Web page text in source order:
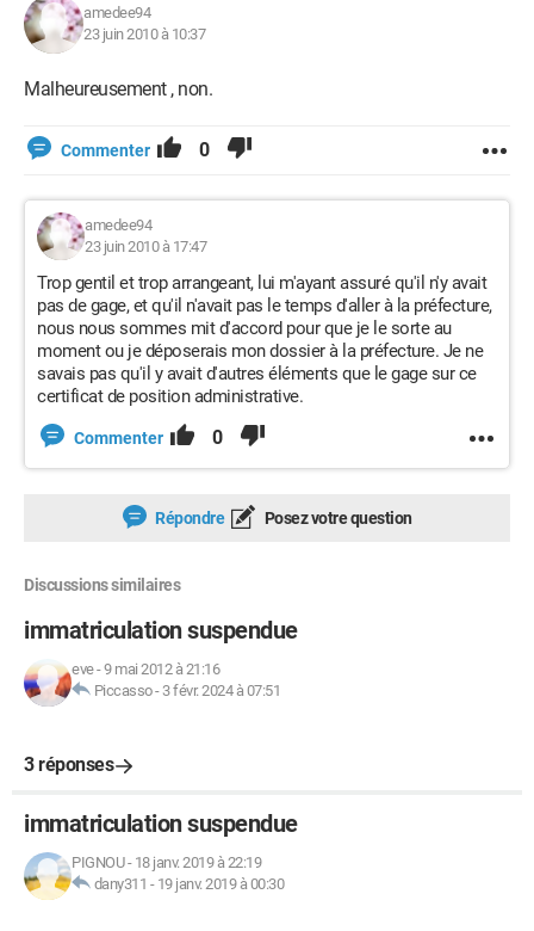
amedee94
23 juin 2010 à 10:37
Malheureusement , non.
Commenter 0
amedee94
23 juin 2010 à 17:47
Trop gentil et trop arrangeant, lui m'ayant assuré qu'il n'y avait
pas de gage, et qu'il n'avait pas le temps d'aller à la préfecture,
nous nous sommes mit d'accord pour que je le sorte au
moment ou je déposerais mon dossier à la préfecture. Je ne
savais pas qu'il y avait d'autres éléments que le gage sur ce
certificat de position administrative.
Commenter 0
Répondre Posez votre question
Discussions similaires
immatriculation suspendue
eve-9 mai 2012 à 21:16
Piccasso- 3 févr. 2024 à 07:51
3 réponses
immatriculation suspendue
PIGNOU- 18 janv. 2019 à 22:19
dany311 - 19 janv. 2019 à 00:30